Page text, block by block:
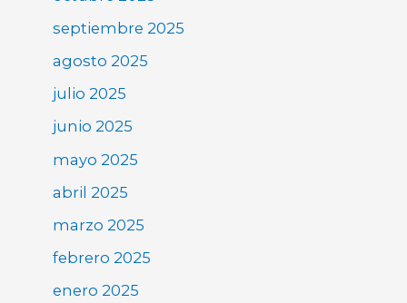
septiembre 2025
agosto 2025
julio 2025
junio 2025
mayo 2025
abril 2025
marzo 2025
febrero 2025
enero 2025